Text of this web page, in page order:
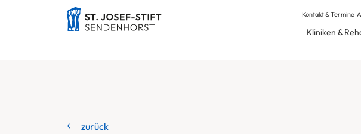
Kontakt & Termine
Kliniken &
zurück